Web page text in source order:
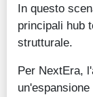
In questo
principali hub
strutturale.
Per NextEra,